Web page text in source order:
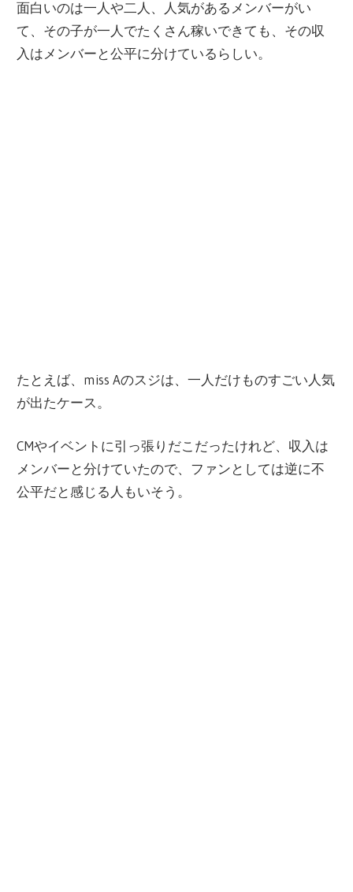
面白いのは一人や二人、人気があるメンバーがい
て、その子が一人でたくさん稼いできても、その収
入はメンバーと公平に分けているらしい。
たとえば、miss Aのスジは、一人だけものすごい人気
が出たケース。
CMやイベントに引っ張りだこだったけれど、収入は
メンバーと分けていたので、ファンとしては逆に不
公平だと感じる人もいそう。